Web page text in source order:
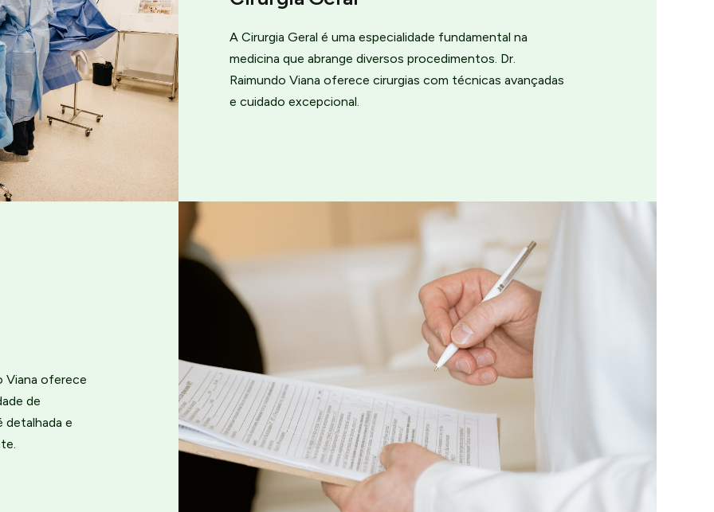
A Cirurgia Geral é uma especialidade fundamental na
medicina que abrange diversos procedimentos. Dr.
Raimundo Viana oferece cirurgias com técnicas avançadas
e cuidado excepcional.
Viana oferece
de
detalhada e